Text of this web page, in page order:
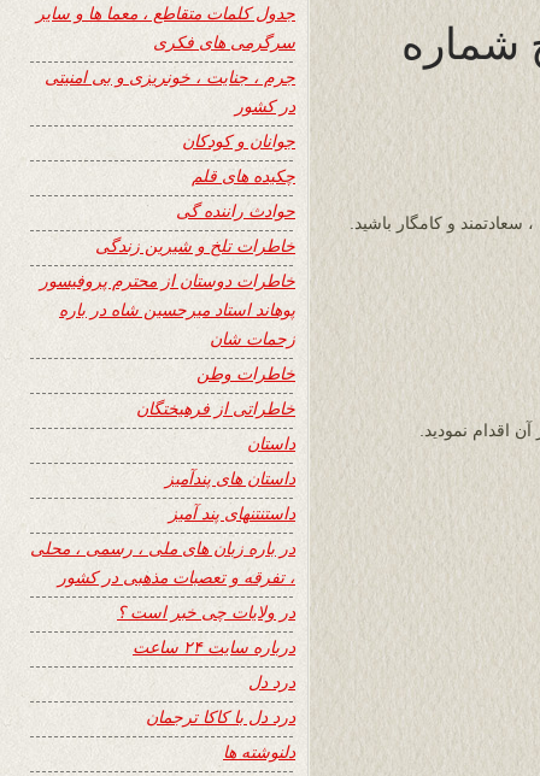
شماره
و کامگار باشید.
اقدام نمودید.
جدول کلمات متقاطع ، معما ها و سایر
سرگرمی های فکری
جرم ، جنایت ، خونریزی و بی امنیتی
در کشور
جوانان و کودکان
چکیده های قلم
حوادث راننده گی
خاطرات تلخ و شیرین زندگی
خاطرات دوستان از محترم پروفیسور
پوهاند استاد میرحسین شاه در باره
زحمات شان
خاطرات وطن
خاطراتی از فرهیختگان
داستان
داستان های پندآمیز
داستنتنهای پند آمیز
در باره زبان های ملی ، رسمی ، محلی
، تفرقه و تعصبات مذهبی در کشور
در ولایات چی خبر است ؟
درباره سایت ۲۴ ساعت
درد دل
درد دل با کاکا ترجمان
دلنوشته ها